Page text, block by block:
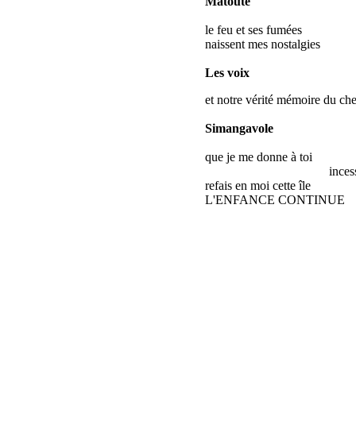
le feu et ses fumées
naissent mes nostalgies
Les voix
et notre vérité mémoire du
Simangavole
que je me donne à toi
refais en moi cette île
L'ENFANCE CONTINUE